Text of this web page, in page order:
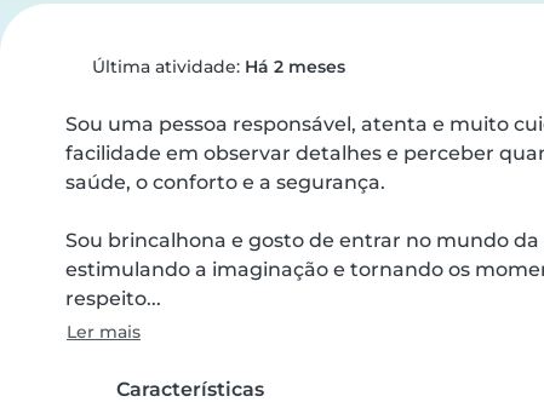
Última atividade: Há 2 meses
Sou uma pessoa responsável, atenta e muito
facilidade em observar detalhes e perceber
saúde, o conforto e a segurança.
Sou brincalhona e gosto de entrar no mundo
estimulando a imaginação e tornando os
respeito...
Ler mais
Características